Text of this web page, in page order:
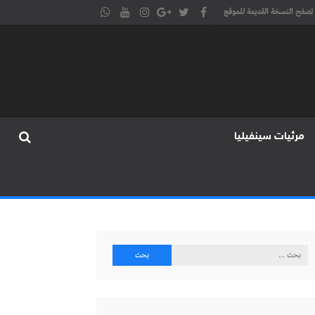
تصفح النسخة القديمة للموقع
مرئيات سينفيليا
البحث